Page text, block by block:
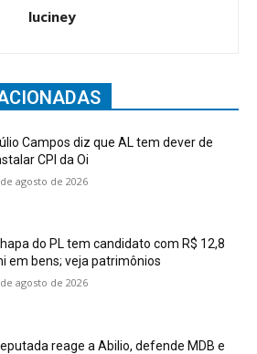
luciney
Campos diz que AL tem dever de
CPI da Oi
agosto de 2026
do PL tem candidato com R$ 12,8
em bens; veja patrimônios
agosto de 2026
reage a Abilio, defende MDB e